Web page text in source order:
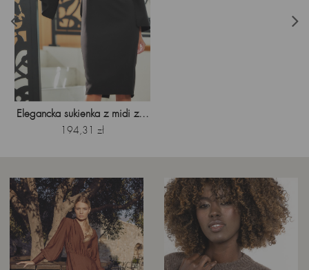
Elegancka sukienka z midi z...
Cena
194,31 zł